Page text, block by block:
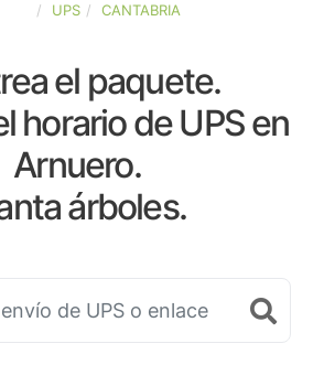
UPS CANTABRIA
el paquete.
horario de UPS en
Arnuero.
árboles.